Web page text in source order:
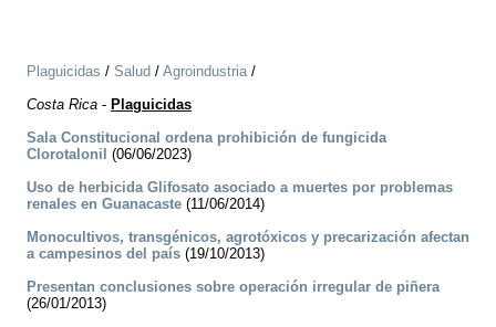
Plaguicidas / Salud / Agroindustria/
Costa Rica - Plaguicidas
Sala Constitucional ordena prohibición de fungicida
Clorotalonil (06/06/2023)
Uso de herbicida Glifosato asociado a muertes por problemas
renales en Guanacaste (11/06/2014)
Monocultivos, transgénicos, agrotóxicos y precarización afectan
a campesinos del país (19/10/2013)
Presentan conclusiones sobre operación irregular de piñera
(26/01/2013)